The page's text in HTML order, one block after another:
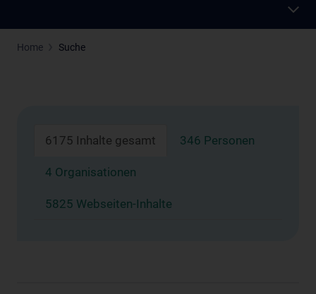
Home Suche
6175 Inhalte gesamt 346 Personen
4 Organisationen
5825 Webseiten-Inhalte